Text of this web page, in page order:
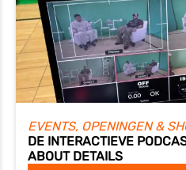
EVENTS, OPENINGEN &
DE INTERACTIEVE
ABOUT DETAILS